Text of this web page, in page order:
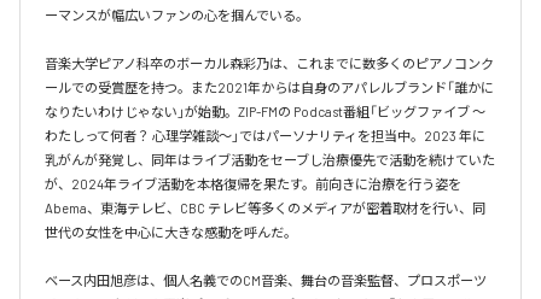
ーマンスが幅広いファンの心を掴んでいる。
音楽大学ピアノ科卒のボーカル森彩乃は、これまでに数多くのピアノコンク
ールでの受賞歴を持つ。また2021年からは自身のアパレルブランド「誰かに
なりたいわけじゃない」が始動。ZIP-FMの Podcast番組「ビッグファイブ 〜
わたしって何者？ 心理学雑談〜」ではパーソナリティを担当中。2023 年に
乳がんが発覚し、同年はライブ活動をセーブし治療優先で活動を続けていた
が、2024年ライブ活動を本格復帰を果たす。前向きに治療を行う姿を
Abema、東海テレビ、CBC テレビ等多くのメディアが密着取材を行い、同
世代の女性を中心に大きな感動を呼んだ。
ベース内田旭彦は、個人名義でのCM音楽、舞台の音楽監督、プロスポーツ